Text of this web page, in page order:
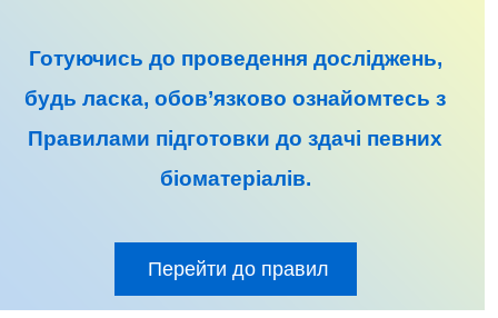
Готуючись до проведення досліджень,
будь ласка, обов’язково ознайомтесь з
Правилами підготовки до здачі певних
біоматеріалів.
Перейти до правил